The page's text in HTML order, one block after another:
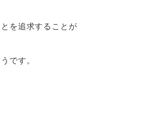
を追求することが
です。